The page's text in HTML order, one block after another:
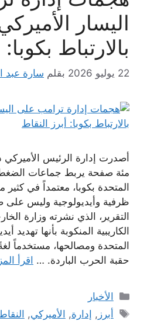
اليسار
بالارتباط
22 يوليو 2026 بقلم سارة عبد
أصدرت إدارة الرئيس الأميركي
مئة صفحة يربط جماعات الضغط
المتحدة بكوبا، معتمداً في
ظرفية وأيديولوجية وليس
التقرير، الذي نشرته وزارة
الكاريبية المنكوبة بأنها تهديد
المتحدة ومصالحها، مستخدماً
حقبة الحرب الباردة. … اقرأ
التصنيفات
الأخبار
الوسوم
أبرز , إدارة, الأميركي,